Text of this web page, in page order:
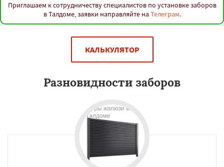
Приглашаем к сотрудничеству специалистов по установке заборов
в Талдоме, заявки направляйте на Телеграм.
КАЛЬКУЛЯТОР
Разновидности заборов